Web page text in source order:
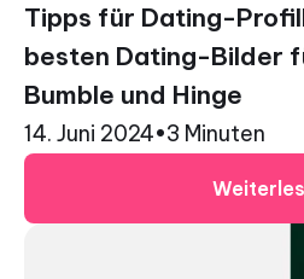
Tipps für Dating-
besten Dating-Bilder
Bumble und Hinge
14. Juni 2024•3 Minuten